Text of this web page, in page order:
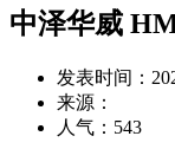
中泽华威
发表时间：
来源：
人气： 543